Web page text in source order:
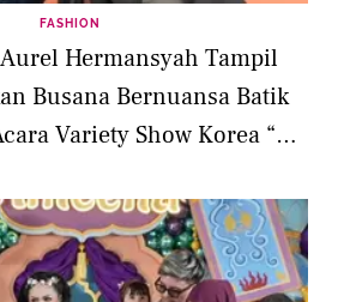
FASHION
Hermansyah Tampil
Busana Bernuansa Batik
Variety Show Korea “X